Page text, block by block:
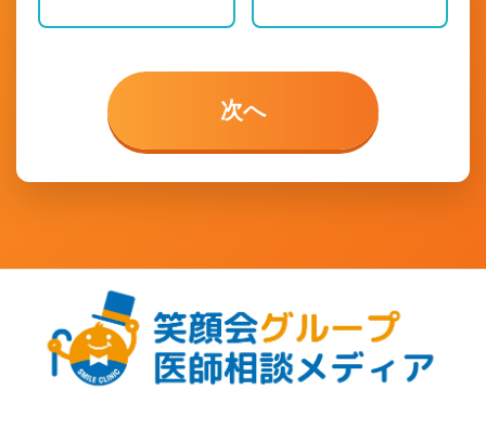
■個人情報の第三者提供について
当社は、法令に基づく場合及び本人ならびに
公衆の生命・健康・財産を脅かす可能性があ
る場合等を除き、ご本人の同意を得ることな
委託し、当該委託先に対し必要な範囲で個人
情報を委託する場合があります。 個人情報を
委託する場合は、一定の個人情報保護水準を
保持している委託先を選定し、個人情報の取
次へ